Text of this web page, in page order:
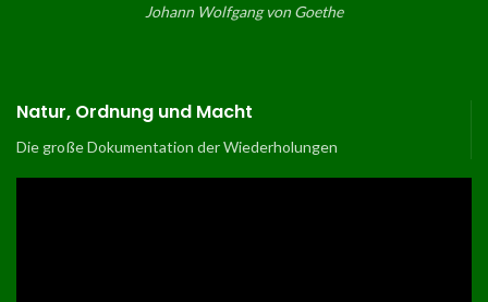
Johann Wolfgang von Goethe
Natur, Ordnung und Macht
Die große Dokumentation der Wiederholungen